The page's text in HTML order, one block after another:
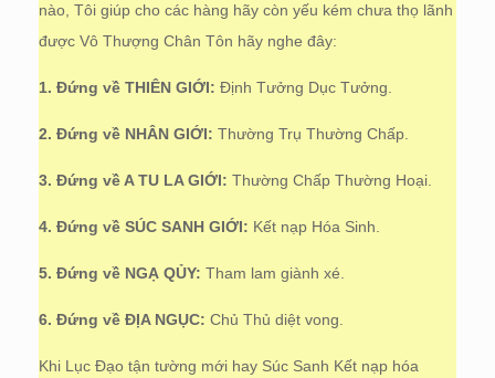
nào, Tôi giúp cho các hàng hãy còn yếu kém chưa thọ lãnh
được Vô Thượng Chân Tôn hãy nghe đây:
1. Đứng về THIÊN GIỚI: Định Tưởng Dục Tưởng.
2. Đứng về NHÂN GIỚI: Thường Trụ Thường Chấp.
3. Đứng về A TU LA GIỚI: Thường Chấp Thường Hoại.
4. Đứng về SÚC SANH GIỚI: Kết nạp Hóa Sinh.
5. Đứng về NGẠ QỦY: Tham lam giành xé.
6. Đứng về ĐỊA NGỤC: Chủ Thủ diệt vong.
Khi Lục Đạo tận tường mới hay Súc Sanh Kết nạp hóa